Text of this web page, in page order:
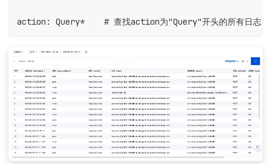
action: Query*    # 查找action为"Query"开头的所有日志